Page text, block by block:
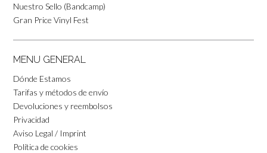
Nuestro Sello (Bandcamp)
Gran Price Vinyl Fest
MENU GENERAL
Dónde Estamos
Tarifas y métodos de envío
Devoluciones y reembolsos
Privacidad
Aviso Legal / Imprint
Política de cookies